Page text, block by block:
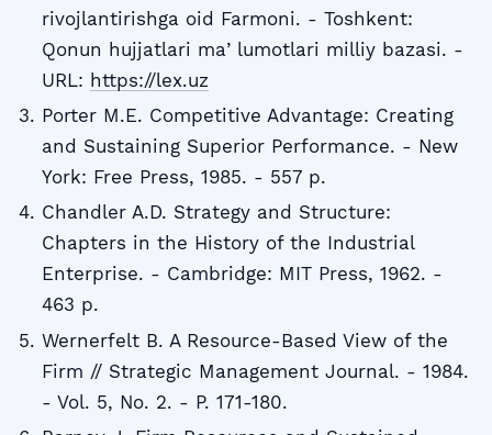
rivojlantirishga oid Farmoni. - Toshkent:
Qonun hujjatlari maʼlumotlari milliy bazasi. -
URL: https://lex.uz
Porter M.E. Competitive Advantage: Creating
and Sustaining Superior Performance. - New
York: Free Press, 1985. - 557 p.
Chandler A.D. Strategy and Structure:
Chapters in the History of the Industrial
Enterprise. - Cambridge: MIT Press, 1962. -
463 p.
Wernerfelt B. A Resource-Based View of the
Firm // Strategic Management Journal. - 1984.
- Vol. 5, No. 2. - P. 171-180.